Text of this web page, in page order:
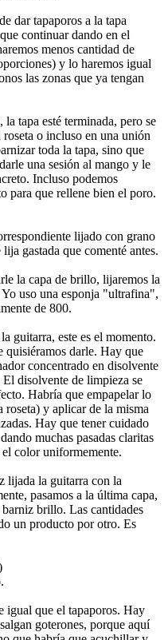
dar tapaporos a la tapa
continuar dando en el
menos cantidad de
y lo haremos igual
las zonas que ya tengan
tapa esté terminada, pero se
o incluso en una unión
toda la tapa, sino que
una sesión al mango y le
Incluso podemos
para que rellene bien el poro.
lijado con grano
gastada que comenté antes.
la capa de brillo, lijaremos la
uso una esponja "ultrafina",
de 800.
guitarra, este es el momento.
quisiéramos darle. Hay que
concentrado en disolvente
disolvente de limpieza se
Habría que empapelar lo
roseta) y aplicar de la misma
Hay que tener cuidado
muchas pasadas claritas
color uniformemente.
lijada la guitarra con la
pasamos a la última capa,
brillo. Las cantidades
un producto por otro. Es
igual que el tapaporos. Hay
goterones, porque aquí